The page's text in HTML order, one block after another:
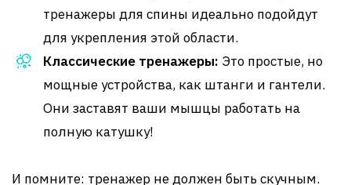
тренажеры для спины идеально подойдут
для укрепления этой области.
Классические тренажеры: Это простые, но
мощные устройства, как штанги и гантели.
Они заставят ваши мышцы работать на
полную катушку!
И помните: тренажер не должен быть скучным.